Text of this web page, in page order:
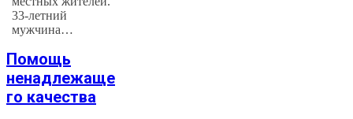
33-летний
мужчина…
Помощь
ненадлежаще
го качества